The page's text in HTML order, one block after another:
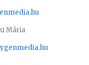
Mária